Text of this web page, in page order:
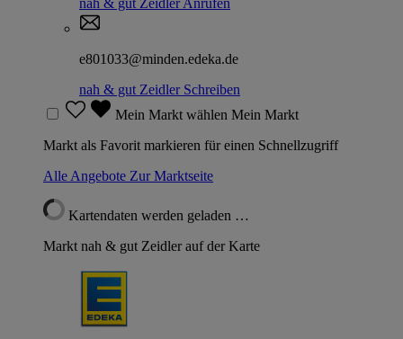
nah & gut ZeidlerAnrufen
e801033@minden.edeka.de
nah & gut ZeidlerSchreiben
Mein Markt wählen Mein Markt
Markt als Favorit markieren für einen Schnellzugriff
Alle Angebote Zur Marktseite
Kartendaten werden geladen …
Markt nah & gut Zeidler auf der Karte